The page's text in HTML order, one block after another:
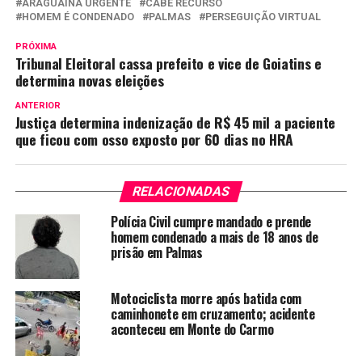
ARAGUAÍNA URGENTE
CABE RECURSO
HOMEM É CONDENADO
PALMAS PERSEGUIÇÃO VIRTUAL
PRÓXIMA
Tribunal Eleitoral cassa prefeito e vice de Goiatins e
determina novas eleições
ANTERIOR
Justiça determina indenização de R$ 45 mil a paciente
que ficou com osso exposto por 60 dias no HRA
RELACIONADAS
Polícia Civil cumpre mandado e prende
homem condenado a mais de 18 anos de
prisão em Palmas
Motociclista morre após batida com
caminhonete em cruzamento; acidente
aconteceu em Monte do Carmo